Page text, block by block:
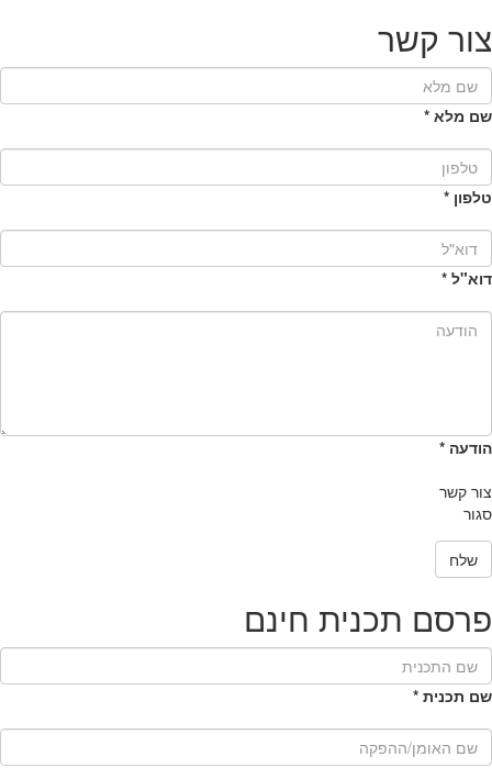
צור קשר
שם מלא *
טלפון *
דוא"ל *
הודעה *
צור קשר
סגור
שלח
פרסם תכנית חינם
שם תכנית *